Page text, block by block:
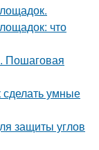
что
Пошаговая
умные
защиты углов